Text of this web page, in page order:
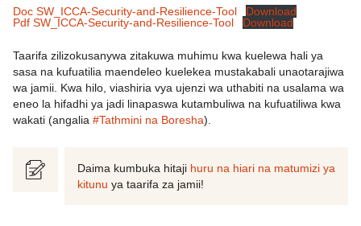
Doc SW_ICCA-Security-and-Resilience-Tool
Download
Pdf SW_ICCA-Security-and-Resilience-Tool
Download
Taarifa zilizokusanywa zitakuwa muhimu kwa kuelewa hali ya
sasa na kufuatilia maendeleo kuelekea mustakabali unaotarajiwa
wa jamii. Kwa hilo, viashiria vya ujenzi wa uthabiti na usalama wa
eneo la hifadhi ya jadi linapaswa kutambuliwa na kufuatiliwa kwa
wakati (angalia #Tathmini na Boresha).
Daima kumbuka hitaji huru na hiari na matumizi ya
kitunu ya taarifa za jamii!